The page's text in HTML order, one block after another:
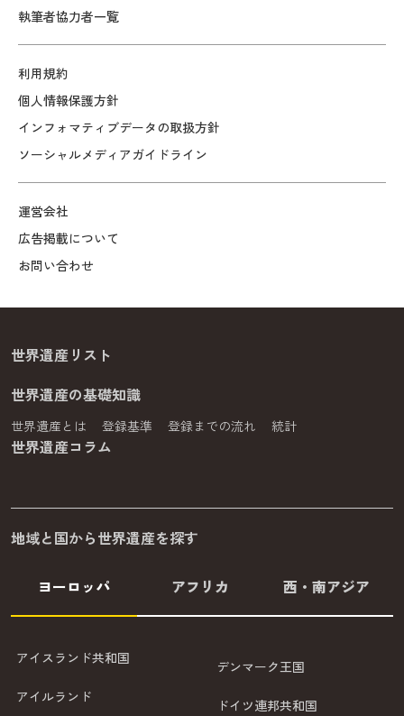
執筆者協力者一覧
利用規約
個人情報保護方針
インフォマティブデータの取扱方針
ソーシャルメディアガイドライン
運営会社
広告掲載について
お問い合わせ
世界遺産リスト
世界遺産の基礎知識
世界遺産とは 登録基準 登録までの流れ 統計
世界遺産コラム
地域と国から世界遺産を探す
ヨーロッパ アフリカ 西・南アジア
アイスランド共和国
アイルランド
デンマーク王国
ドイツ連邦共和国